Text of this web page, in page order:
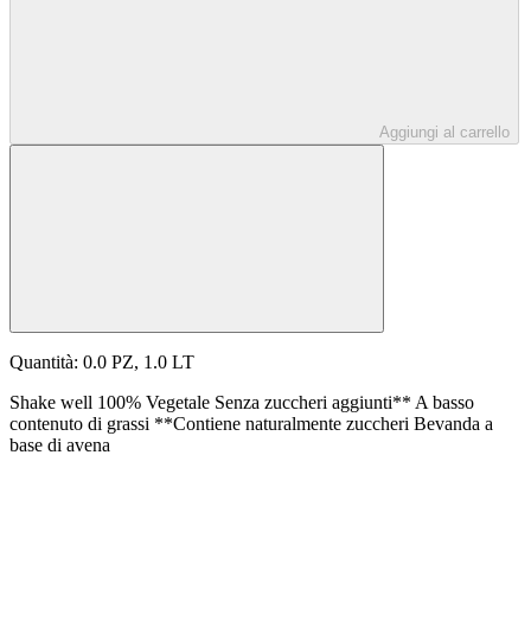
Aggiungi al carrello
Quantità: 0.0 PZ, 1.0 LT
Shake well 100% Vegetale Senza zuccheri aggiunti** A basso
contenuto di grassi **Contiene naturalmente zuccheri Bevanda a
base di avena